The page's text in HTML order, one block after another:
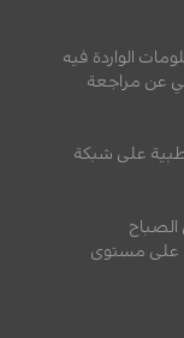
الواردة فيه
عن مراجعة
على شبكة
على مستوى